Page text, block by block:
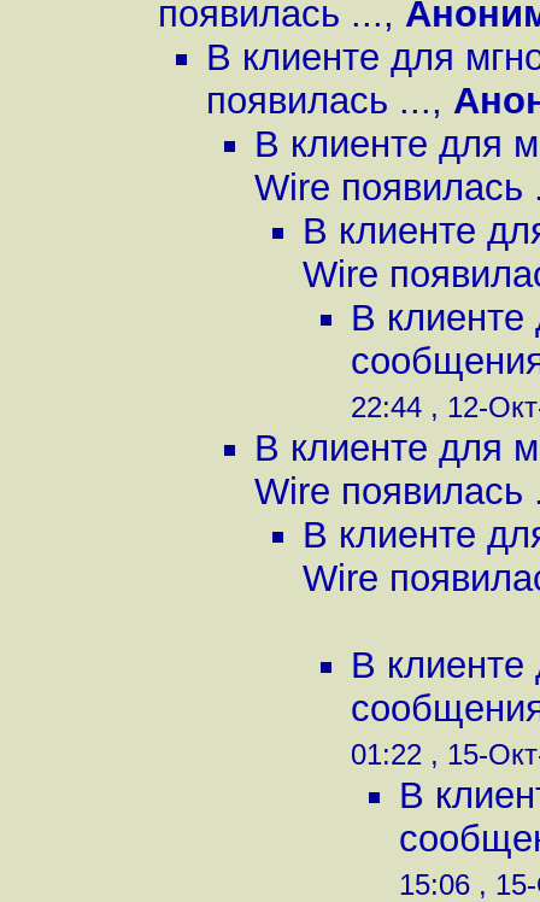
появилась ...,
В клиенте для
появилась ...,
В клиенте для
Wire появилась
В клиенте
Wire
В клиенте
22:44 , 12-
В клиенте для
Wire появилась
В клиенте
Wire
В клиенте
01:22 , 15-
В
15:06 ,